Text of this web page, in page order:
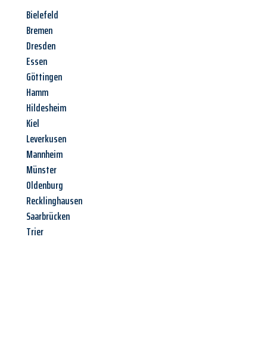
Bielefeld
Bremen
Dresden
Essen
Göttingen
Hamm
Hildesheim
Kiel
Leverkusen
Mannheim
Münster
Oldenburg
Recklinghausen
Saarbrücken
Trier